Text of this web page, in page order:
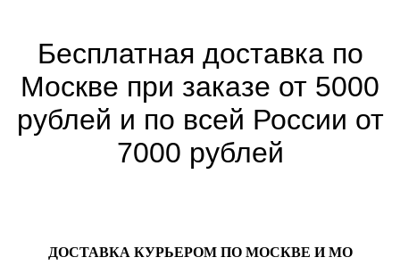
Бесплатная доставка по
Москве при заказе от 5000
рублей и по всей России от
7000 рублей
ДОСТАВКА КУРЬЕРОМ ПО МОСКВЕ И МО